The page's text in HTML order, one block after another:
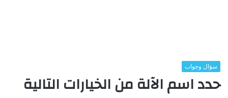
سؤال وجواب
حدد اسم الآلة من الخيارات التالية